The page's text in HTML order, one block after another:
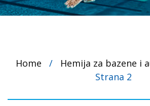
Home / Hemija za bazene i
Strana 2